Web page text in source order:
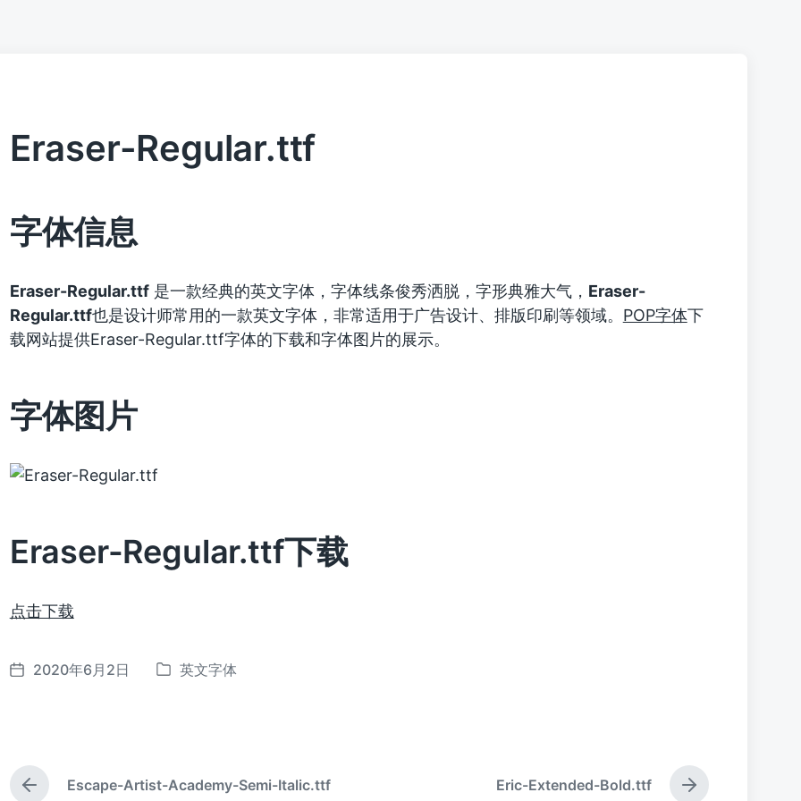
Eraser-Regular.ttf
字体信息
Eraser-Regular.ttf是一款经典的英文字体，字体线条俊秀洒脱，字形典雅大气， Eraser-
Regular.ttf也是设计师常用的一款英文字体，非常适用于广告设计、排版印刷等领域。 POP字体下
载网站提供Eraser-Regular.ttf字体的下载和字体图片的展示。
字体图片
Eraser-Regular.ttf下载
点击下载
发
2020年6月2日
发
英文字体
上
Escape-Artist-Academy-Semi-Italic.ttf
下
Eric-Extended-Bold.ttf